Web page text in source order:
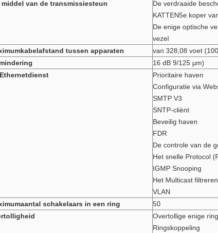
middel van de transmissiesteun
De verdraaide
KATTEN5e koper
De enige optische
vezel
tussen apparaten
van 328,08 voet
16 dB 9/125 µm)
Prioritaire haven
Configuratie via
SMTP V3
SNTP-cliënt
Beveilig haven
FDR
De controle van de
Het snelle Protocol
IGMP Snooping
Het Multicast filtreren
VLAN
schakelaars in een ring
50
Overtollige enige ring
Ringskoppeling